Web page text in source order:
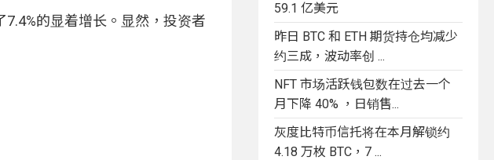
的显着增长。显然，投资者
59.1 亿美元
昨日 BTC 和 ETH 期货持仓均减少
约三成，波动率创 ...
NFT 市场活跃钱包数在过去一个
月下降 40% ，日销售...
灰度比特币信托将在本月解锁约
4.18 万枚 BTC，7 ...